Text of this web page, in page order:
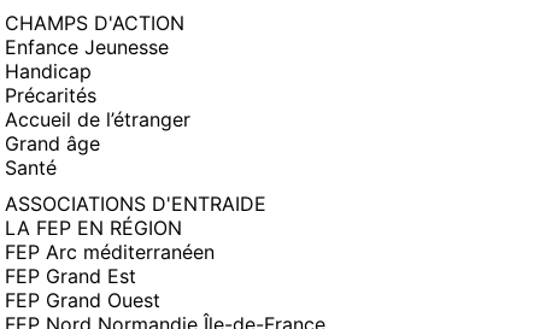
CHAMPS D'ACTION
Enfance Jeunesse
Handicap
Précarités
Accueil de l’étranger
Grand âge
Santé
ASSOCIATIONS D'ENTRAIDE
LA FEP EN RÉGION
FEP Arc méditerranéen
FEP Grand Est
FEP Grand Ouest
FEP Nord Normandie Île-de-France